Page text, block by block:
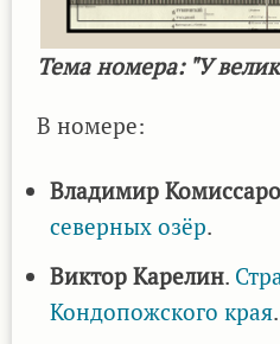
Тема номера: "У
В номере:
Владимир
северных озёр.
Виктор Карелин.
Кондопожского края.